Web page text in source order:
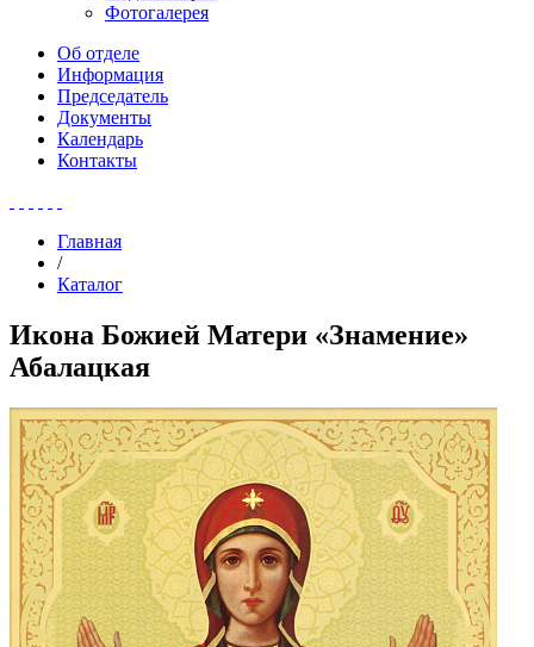
Фотогалерея
Об отделе
Информация
Председатель
Документы
Календарь
Контакты
Главная
/
Каталог
Икона Божией Матери «Знамение»
Абалацкая